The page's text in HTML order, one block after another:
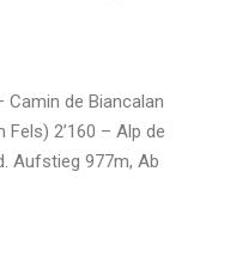
Camin de Biancalan
2’160 – Alp de
Aufstieg 977m, Ab